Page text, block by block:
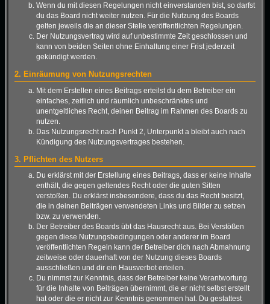
Wenn du mit diesen Regelungen nicht einverstanden bist, so darfst
du das Board nicht weiter nutzen. Für die Nutzung des Boards
gelten jeweils die an dieser Stelle veröffentlichten Regelungen.
Der Nutzungsvertrag wird auf unbestimmte Zeit geschlossen und
kann von beiden Seiten ohne Einhaltung einer Frist jederzeit
gekündigt werden.
2. Einräumung von Nutzungsrechten
Mit dem Erstellen eines Beitrags erteilst du dem Betreiber ein
einfaches, zeitlich und räumlich unbeschränktes und
unentgeltliches Recht, deinen Beitrag im Rahmen des Boards zu
nutzen.
Das Nutzungsrecht nach Punkt 2, Unterpunkt a bleibt auch nach
Kündigung des Nutzungsvertrages bestehen.
3. Pflichten des Nutzers
Du erklärst mit der Erstellung eines Beitrags, dass er keine Inhalte
enthält, die gegen geltendes Recht oder die guten Sitten
verstoßen. Du erklärst insbesondere, dass du das Recht besitzt,
die in deinen Beiträgen verwendeten Links und Bilder zu setzen
bzw. zu verwenden.
Der Betreiber des Boards übt das Hausrecht aus. Bei Verstößen
gegen diese Nutzungsbedingungen oder anderer im Board
veröffentlichten Regeln kann der Betreiber dich nach Abmahnung
zeitweise oder dauerhaft von der Nutzung dieses Boards
ausschließen und dir ein Hausverbot erteilen.
Du nimmst zur Kenntnis, dass der Betreiber keine Verantwortung
für die Inhalte von Beiträgen übernimmt, die er nicht selbst erstellt
hat oder die er nicht zur Kenntnis genommen hat. Du gestattest